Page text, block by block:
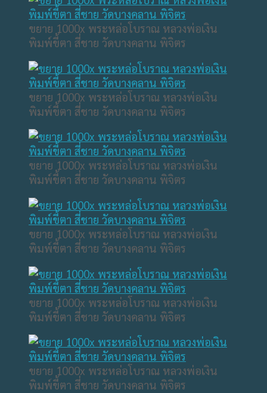
ขยาย 1000x พระหล่อโบราณ หลวงพ่อเงิน
พิมพ์ขี้ตา สี่ชาย วัดบางคลาน พิจิตร
ขยาย 1000x พระหล่อโบราณ หลวงพ่อเงิน
พิมพ์ขี้ตา สี่ชาย วัดบางคลาน พิจิตร
ขยาย 1000x พระหล่อโบราณ หลวงพ่อเงิน
พิมพ์ขี้ตา สี่ชาย วัดบางคลาน พิจิตร
ขยาย 1000x พระหล่อโบราณ หลวงพ่อเงิน
พิมพ์ขี้ตา สี่ชาย วัดบางคลาน พิจิตร
ขยาย 1000x พระหล่อโบราณ หลวงพ่อเงิน
พิมพ์ขี้ตา สี่ชาย วัดบางคลาน พิจิตร
ขยาย 1000x พระหล่อโบราณ หลวงพ่อเงิน
พิมพ์ขี้ตา สี่ชาย วัดบางคลาน พิจิตร